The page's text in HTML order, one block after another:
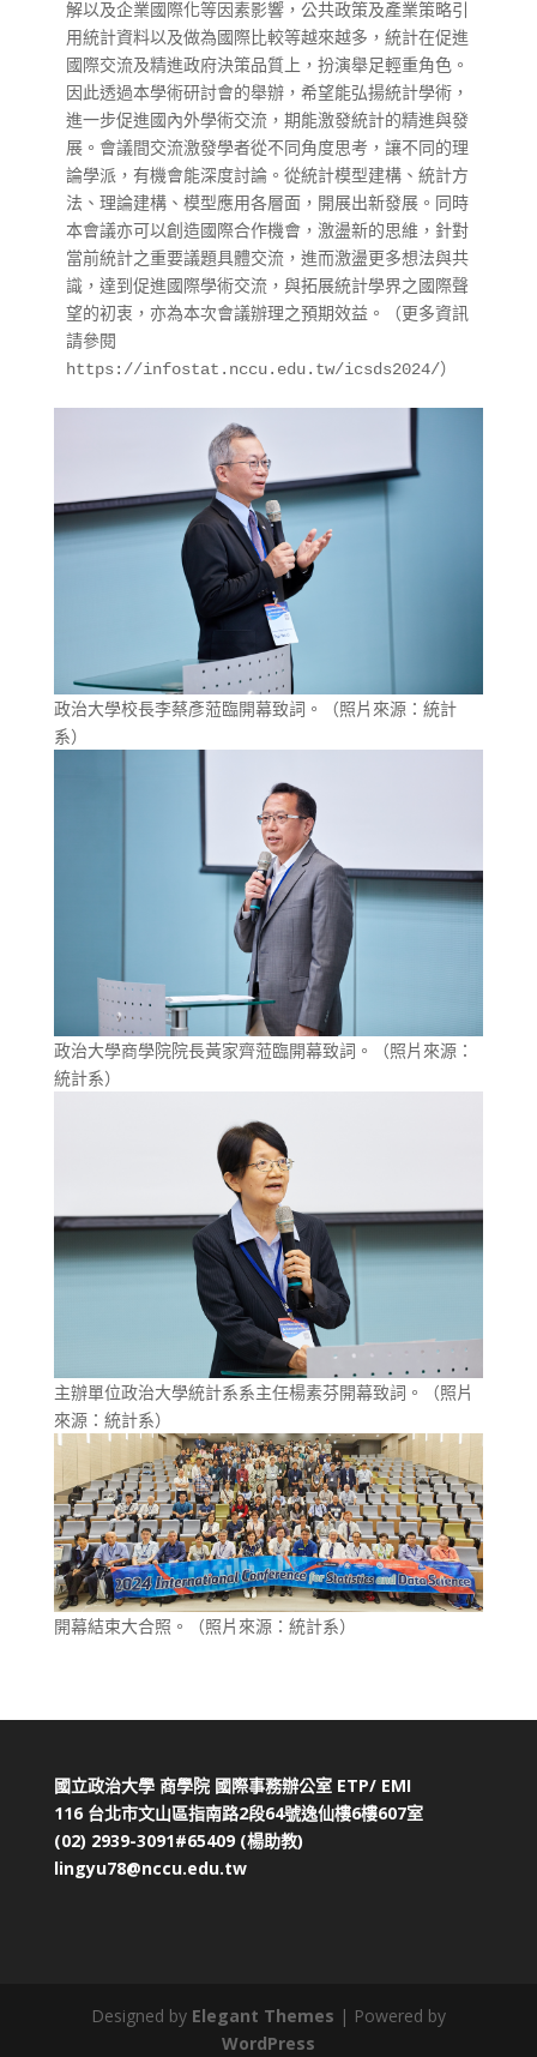
解以及企業國際化等因素影響，公共政策及產業策略引
用統計資料以及做為國際比較等越來越多，統計在促進
國際交流及精進政府決策品質上，扮演舉足輕重角色。
因此透過本學術研討會的舉辦，希望能弘揚統計學術，
進一步促進國內外學術交流，期能激發統計的精進與發
展。會議間交流激發學者從不同角度思考，讓不同的理
論學派，有機會能深度討論。從統計模型建構、統計方
法、理論建構、模型應用各層面，開展出新發展。同時
本會議亦可以創造國際合作機會，激盪新的思維，針對
當前統計之重要議題具體交流，進而激盪更多想法與共
識，達到促進國際學術交流，與拓展統計學界之國際聲
望的初衷，亦為本次會議辦理之預期效益。（更多資訊
請參閱
https://infostat.nccu.edu.tw/icsds2024/）
政治大學校長李蔡彥蒞臨開幕致詞。（照片來源：統計
系）
政治大學商學院院長黃家齊蒞臨開幕致詞。（照片來源：
統計系）
主辦單位政治大學統計系系主任楊素芬開幕致詞。（照片
來源：統計系）
開幕結束大合照。（照片來源：統計系）
國立政治大學 商學院 國際事務辦公室 ETP/ EMI
116 台北市文山區指南路2段64號逸仙樓6樓607室
(02) 2939-3091#65409 (楊助教)
lingyu78@nccu.edu.tw
Designed by Elegant Themes | Powered by
WordPress